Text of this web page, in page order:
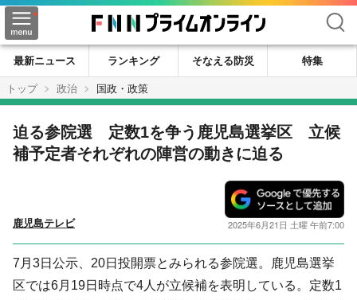
検索
最新ニュース ランキング そなえる防災
特集
トップ
政治 国政・政策
迫る参院選 定数1を争う鹿児島選挙区 立候
補予定者それぞれの陣営の動きに迫る
鹿児島テレビ 2025年6月21日 土曜 午前7:00
7月3日公示、20日投開票とみられる参院選。鹿児島選挙
区では6月19日時点で4人が立候補を表明している。定数1